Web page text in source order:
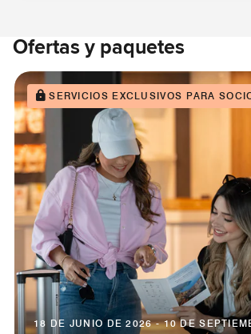
Ofertas y paquetes
SERVICIOS EXCLUSIVOS PARA
18 DE JUNIO DE 2026 - 10 DE